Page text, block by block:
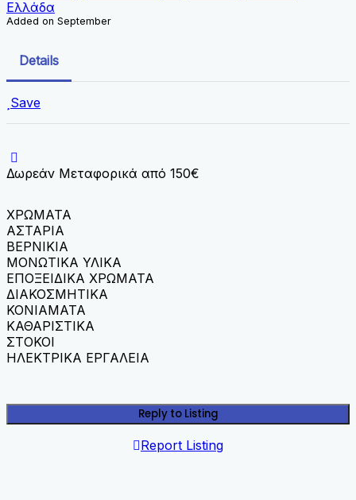
Ελλάδα
Added on September
Details
Save
Δωρεάν Μεταφορικά από 150€
ΧΡΩΜΑΤΑ
ΑΣΤΑΡΙΑ
ΒΕΡΝΙΚΙΑ
ΜΟΝΩΤΙΚΑ ΥΛΙΚΑ
ΕΠΟΞΕΙΔΙΚΑ ΧΡΩΜΑΤΑ
ΔΙΑΚΟΣΜΗΤΙΚΑ
ΚΟΝΙΑΜΑΤΑ
ΚΑΘΑΡΙΣΤΙΚΑ
ΣΤΟΚΟΙ
ΗΛΕΚΤΡΙΚΑ ΕΡΓΑΛΕΙΑ
Reply to Listing
Report Listing